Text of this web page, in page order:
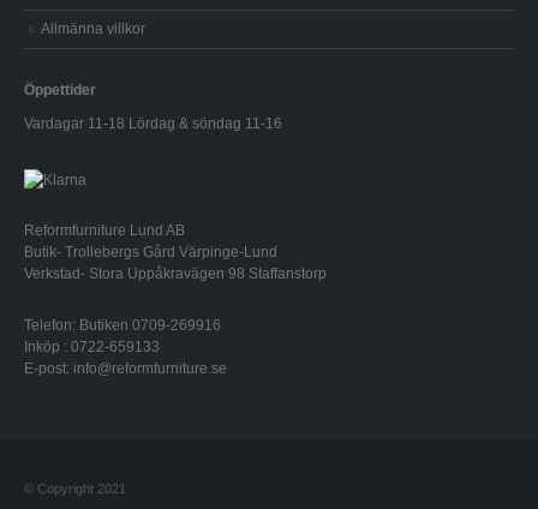
Allmänna villkor
Öppettider
Vardagar 11-18 Lördag & söndag 11-16
Reformfurniture Lund AB
Butik- Trollebergs Gård Värpinge-Lund
Verkstad- Stora Uppåkravägen 98 Staffanstorp
Telefon: Butiken 0709-269916
Inköp : 0722-659133
E-post: info@reformfurniture.se
© Copyright 2021